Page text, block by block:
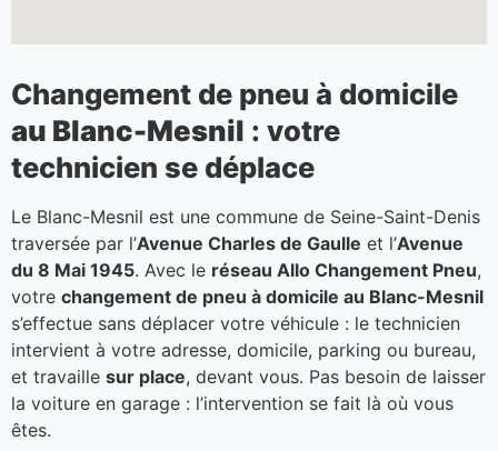
Changement de pneu à domicile
au Blanc-Mesnil : votre
technicien se déplace
Le Blanc-Mesnil est une commune de Seine-Saint-Denis
traversée par l’Avenue Charles de Gaulle et l’Avenue
du 8 Mai 1945. Avec le réseau Allo Changement Pneu,
votre changement de pneu à domicile au Blanc-Mesnil
s’effectue sans déplacer votre véhicule : le technicien
intervient à votre adresse, domicile, parking ou bureau,
et travaille sur place, devant vous. Pas besoin de laisser
la voiture en garage : l’intervention se fait là où vous
êtes.